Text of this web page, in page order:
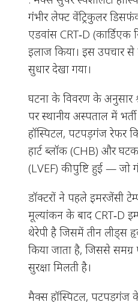
गंभीर लेफ्ट वेंट्रिकुलर
एडवांस CRT‑D (कार्डिएक
इलाज किया। इस उपचार से
सुधार देखा गया।
घटना के विवरण के अनुसार
पर स्थानीय अस्पताल में
हॉस्पिटल, पटपड़गंज रेफर
हार्ट ब्लॉक (CHB) और
(LVEF) की पुष्टि हुई — जो
डॉक्टरों ने पहले इमरजेंसी
मूल्यांकन के बाद CRT‑D
थेरेपी है जिसमें तीन लीड्स
किया जाता है, जिससे समग्र
सुरक्षा मिलती है।
मैक्स हॉस्पिटल, पटपड़गंज के